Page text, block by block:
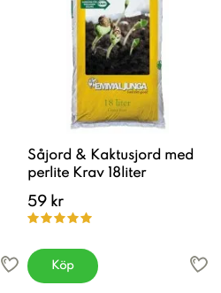
Såjord & Kaktusjord med
perlite Krav 18liter
59 kr
Köp